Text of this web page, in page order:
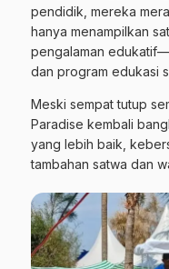
pendidik, mereka
hanya menampilkan
pengalaman
dan program edukasi
Meski sempat tutup
Paradise kembali
yang lebih baik,
tambahan satwa dan